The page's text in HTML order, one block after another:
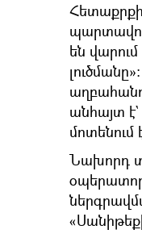
են
անհայտ
մոտենում
Նախորդ